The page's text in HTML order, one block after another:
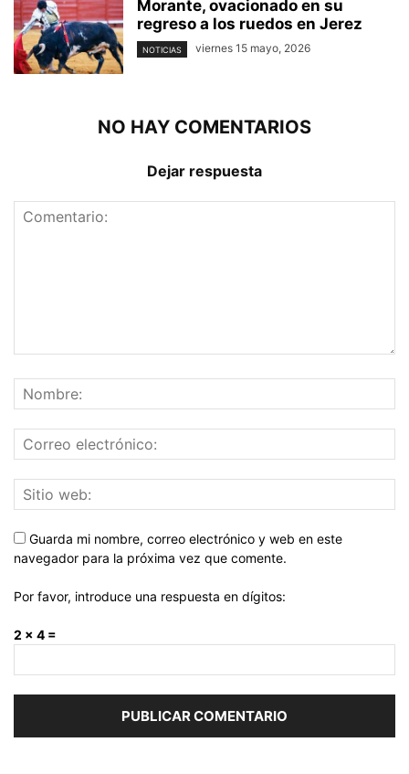
Morante, ovacionado en su
regreso a los ruedos en Jerez
NOTICIAS viernes 15 mayo, 2026
NO HAY COMENTARIOS
Dejar respuesta
Guarda mi nombre, correo electrónico y web en este
navegador para la próxima vez que comente.
Por favor, introduce una respuesta en dígitos:
2 × 4 =